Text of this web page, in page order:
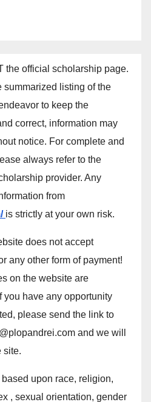
the official scholarship page.
listing of the
to keep the
correct, information may
notice. For complete and
always refer to the
provider. Any
from
is strictly at your own risk.
does not accept
any other form of payment!
on the website are
you have any opportunity
please send the link to
and we will
site.
upon race, religion,
, sexual orientation, gender